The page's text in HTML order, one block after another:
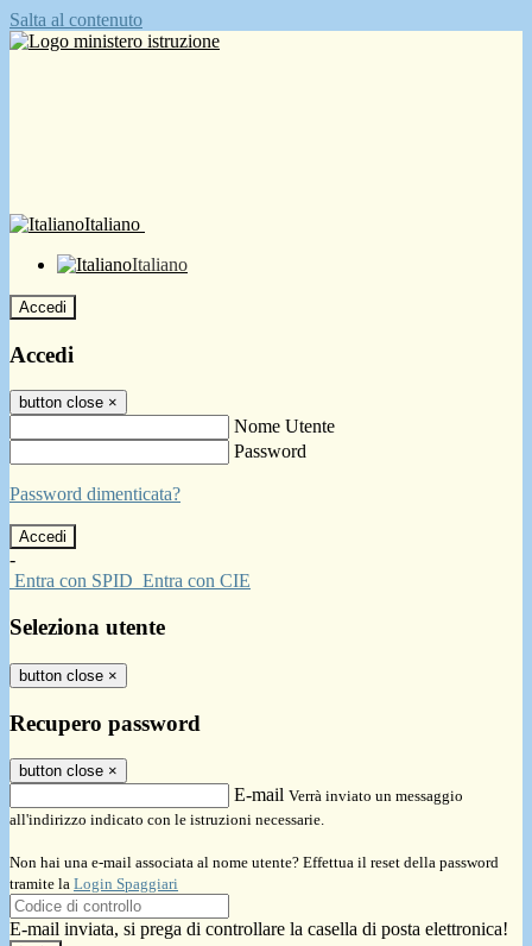
Salta al contenuto
Italiano
Italiano
Accedi
Accedi
button close ×
Nome Utente
Password
Password dimenticata?
-
Entra con SPID Entra con CIE
Seleziona utente
button close ×
Recupero password
button close ×
E-mail Verrà inviato un messaggio
all'indirizzo indicato con le istruzioni necessarie.
Non hai una e-mail associata al nome utente? Effettua il reset della password
tramite la Login Spaggiari
E-mail inviata, si prega di controllare la casella di posta elettronica!